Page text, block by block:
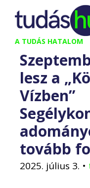
Kilépés
tartalomba
A TUDÁS HATALOM
lesz a
Vízben”
tovább
2025. július 3. •